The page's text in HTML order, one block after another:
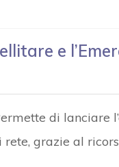
e
di lanciare
grazie al